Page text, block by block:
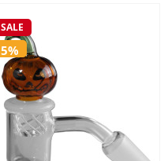
SALE
5%